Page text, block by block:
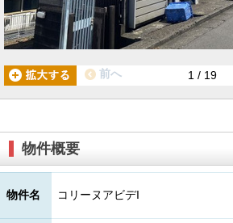
1 / 19
前へ
物件概要
物件名 コリーヌアビデI